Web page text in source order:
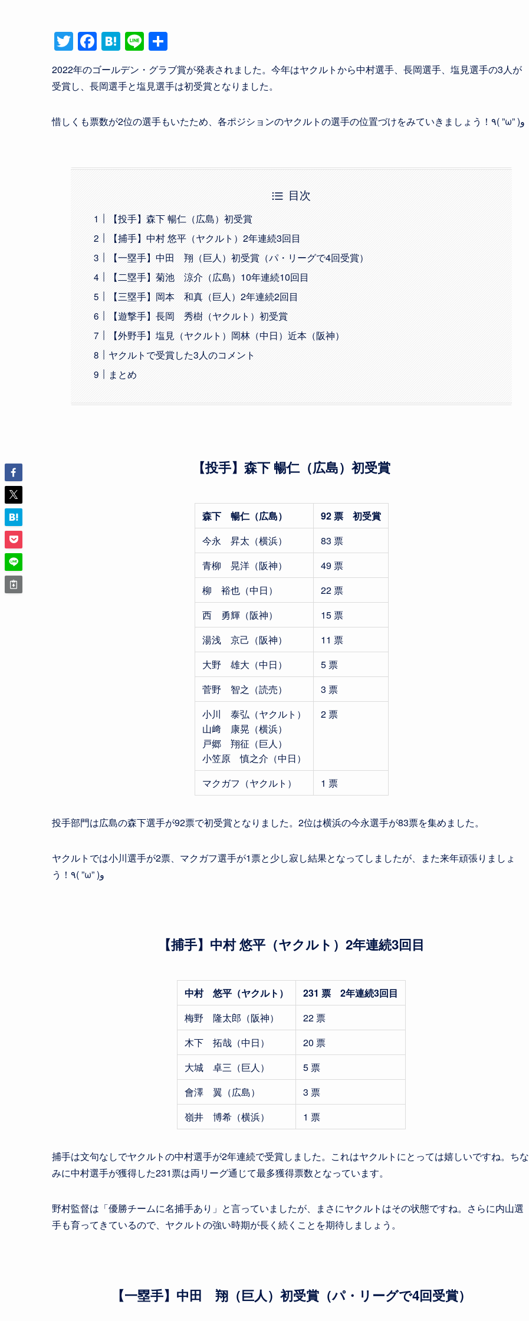
T
wi
tt
er
F
a
c
e
b
k
H
at
e
n
a
Li
n
e
有
2022年のゴールデン・グラブ賞が発表されました。今年はヤクルトから中村選手、長岡選手、塩見選手の3人が
受賞し、長岡選手と塩見選手は初受賞となりました。
惜しくも票数が2位の選手もいたため、各ポジションのヤクルトの選手の位置づけをみていきましょう！٩( ”ω” )و
目次
【投手】森下 暢仁（広島）初受賞
【捕手】中村 悠平（ヤクルト）2年連続3回目
【一塁手】中田 翔（巨人）初受賞（パ・リーグで4回受賞）
【二塁手】菊池 涼介（広島）10年連続10回目
【三塁手】岡本 和真（巨人）2年連続2回目
【遊撃手】長岡 秀樹（ヤクルト）初受賞
【外野手】塩見（ヤクルト）岡林（中日）近本（阪神）
ヤクルトで受賞した3人のコメント
まとめ
【投手】森下 暢仁（広島）初受賞
森下 暢仁（広島）
92 票 初受賞
今永 昇太（横浜）
83 票
青柳 晃洋（阪神）
49 票
柳 裕也（中日）
22 票
西 勇輝（阪神）
15 票
湯浅 京己（阪神）
11 票
大野 雄大（中日）
5 票
菅野 智之（読売）
3 票
小川 泰弘（ヤクルト）
山﨑 康晃（横浜）
戸郷 翔征（巨人）
小笠原 慎之介（中日）
2 票
マクガフ（ヤクルト） 1 票
投手部門は広島の森下選手が92票で初受賞となりました。2位は横浜の今永選手が83票を集めました。
ヤクルトでは小川選手が2票、マクガフ選手が1票と少し寂し結果となってしましたが、また来年頑張りましょ
う！٩( ”ω” )و
【捕手】中村 悠平（ヤクルト）2年連続3回目
中村 悠平（ヤクルト）
231 票 2年連続3回目
梅野 隆太郎（阪神）
22 票
木下 拓哉（中日）
20 票
大城 卓三（巨人）
5 票
會澤 翼（広島）
3 票
嶺井 博希（横浜）
1 票
捕手は文句なしでヤクルトの中村選手が2年連続で受賞しました。これはヤクルトにとっては嬉しいですね。ちな
みに中村選手が獲得した231票は両リーグ通じて最多獲得票数となっています。
野村監督は「優勝チームに名捕手あり」と言っていましたが、まさにヤクルトはその状態ですね。さらに内山選
手も育ってきているので、ヤクルトの強い時期が長く続くことを期待しましょう。
【一塁手】中田 翔（巨人）初受賞（パ・リーグで4回受賞）